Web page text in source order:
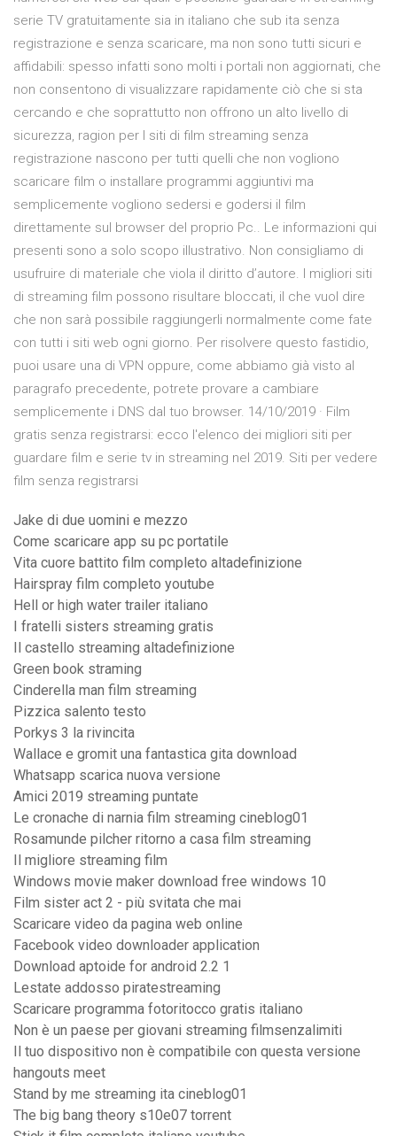
serie TV gratuitamente sia in italiano che sub ita senza
registrazione e senza scaricare, ma non sono tutti sicuri e
affidabili: spesso infatti sono molti i portali non aggiornati, che
non consentono di visualizzare rapidamente ciò che si sta
cercando e che soprattutto non offrono un alto livello di
sicurezza, ragion per I siti di film streaming senza
registrazione nascono per tutti quelli che non vogliono
scaricare film o installare programmi aggiuntivi ma
semplicemente vogliono sedersi e godersi il film
direttamente sul browser del proprio Pc.. Le informazioni qui
presenti sono a solo scopo illustrativo. Non consigliamo di
usufruire di materiale che viola il diritto d’autore. I migliori siti
di streaming film possono risultare bloccati, il che vuol dire
che non sarà possibile raggiungerli normalmente come fate
con tutti i siti web ogni giorno. Per risolvere questo fastidio,
puoi usare una di VPN oppure, come abbiamo già visto al
paragrafo precedente, potrete provare a cambiare
semplicemente i DNS dal tuo browser. 14/10/2019 · Film
gratis senza registrarsi: ecco l'elenco dei migliori siti per
guardare film e serie tv in streaming nel 2019. Siti per vedere
film senza registrarsi
Jake di due uomini e mezzo
Come scaricare app su pc portatile
Vita cuore battito film completo altadefinizione
Hairspray film completo youtube
Hell or high water trailer italiano
I fratelli sisters streaming gratis
Il castello streaming altadefinizione
Green book straming
Cinderella man film streaming
Pizzica salento testo
Porkys 3 la rivincita
Wallace e gromit una fantastica gita download
Whatsapp scarica nuova versione
Amici 2019 streaming puntate
Le cronache di narnia film streaming cineblog01
Rosamunde pilcher ritorno a casa film streaming
Il migliore streaming film
Windows movie maker download free windows 10
Film sister act 2 - più svitata che mai
Scaricare video da pagina web online
Facebook video downloader application
Download aptoide for android 2.2 1
Lestate addosso piratestreaming
Scaricare programma fotoritocco gratis italiano
Non è un paese per giovani streaming filmsenzalimiti
Il tuo dispositivo non è compatibile con questa versione
hangouts meet
Stand by me streaming ita cineblog01
The big bang theory s10e07 torrent